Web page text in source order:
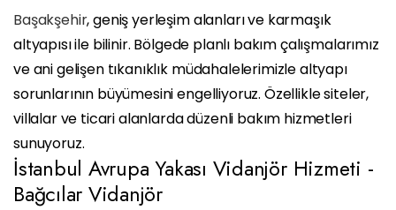
Başakşehir, geniş yerleşim alanları ve karmaşık
altyapısı ile bilinir. Bölgede planlı bakım çalışmalarımız
ve ani gelişen tıkanıklık müdahalelerimizle altyapı
sorunlarının büyümesini engelliyoruz. Özellikle siteler,
villalar ve ticari alanlarda düzenli bakım hizmetleri
sunuyoruz.
İstanbul Avrupa Yakası Vidanjör Hizmeti -
Bağcılar Vidanjör